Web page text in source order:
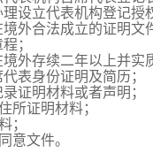
设立代表机构登记授
外合法成立的证明文
；
外存续二年以上并实
表身份证明及简历；
证明材料或者声明；
所证明材料；
；
意文件。